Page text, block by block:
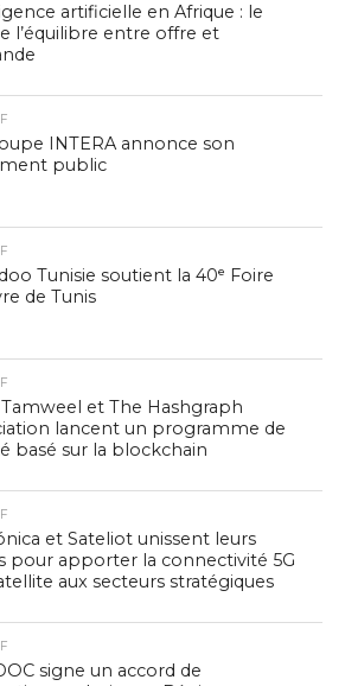
artificielle en Afrique : le
l’équilibre entre offre et
INTERA annonce son
public
Tunisie soutient la 40ᵉ Foire
de Tunis
et The Hashgraph
lancent un programme de
basé sur la blockchain
et Sateliot unissent leurs
pour apporter la connectivité 5G
aux secteurs stratégiques
signe un accord de